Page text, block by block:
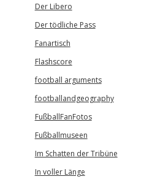
Der Libero
Der tödliche Pass
Fanartisch
Flashscore
football arguments
footballandgeography
FußballFanFotos
Fußballmuseen
Im Schatten der Tribüne
In voller Länge